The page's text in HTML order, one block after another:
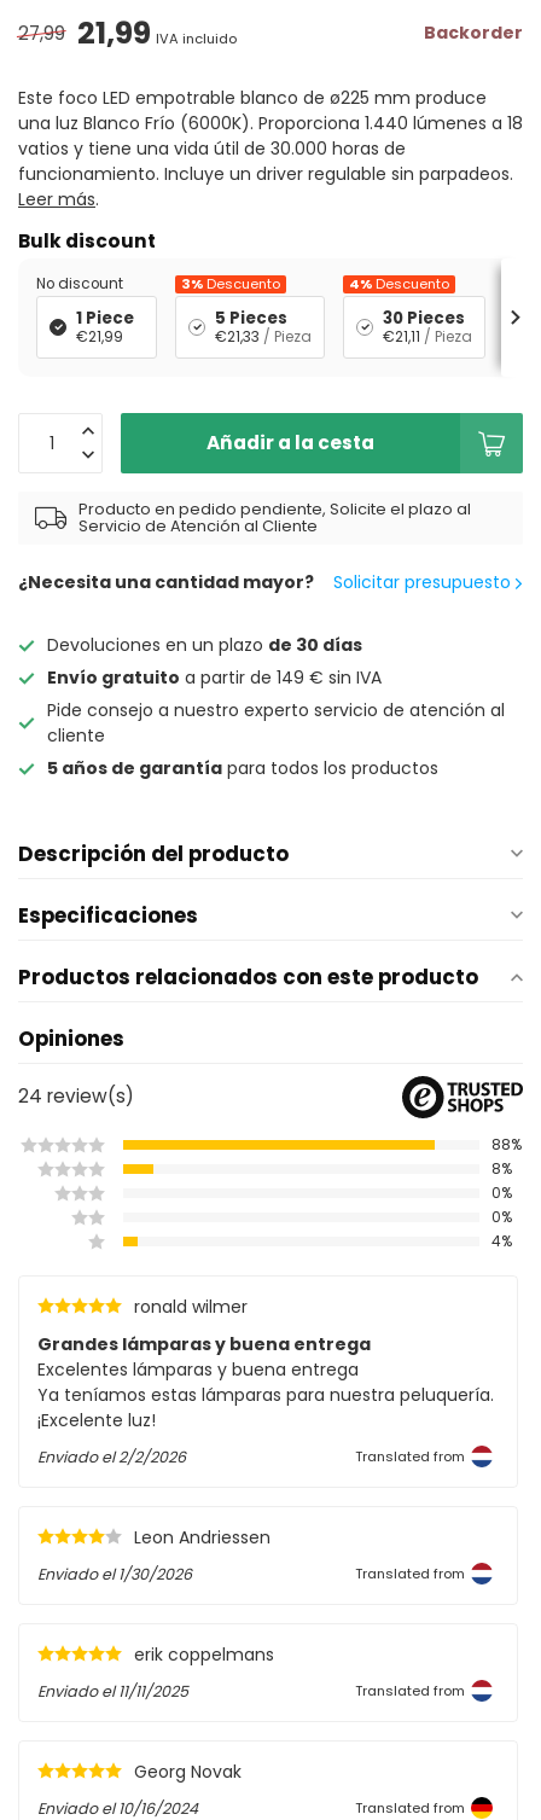
27,99 21,99 IVA incluido Backorder
Este foco LED empotrable blanco de ø225 mm produce
una luz Blanco Frío (6000K). Proporciona 1.440 lúmenes a 18
vatios y tiene una vida útil de 30.000 horas de
funcionamiento. Incluye un driver regulable sin parpadeos.
Leer más.
Bulk discount
No discount
1 Piece
€21,99
3%Descuento
5 Pieces
€21,33 / Pieza
4%Descuento
30 Pieces
€21,11 / Pieza
Añadir a la cesta
Producto en pedido pendiente, Solicite el plazo al
Servicio de Atención al Cliente
¿Necesita una cantidad mayor? Solicitar presupuesto
Devoluciones en un plazo de 30 días
Envío gratuito a partir de 149 € sin IVA
Pide consejo a nuestro experto servicio de atención al
cliente
5 años de garantía para todos los productos
Descripción del producto
Especificaciones
Productos relacionados con este producto
Opiniones
24 review(s)
88%
8%
0%
0%
4%
ronald wilmer
Grandes lámparas y buena entrega
Excelentes lámparas y buena entrega
Ya teníamos estas lámparas para nuestra peluquería.
¡Excelente luz!
Enviado el2/2/2026 Translated from
Leon Andriessen
Enviado el1/30/2026 Translated from
erik coppelmans
Enviado el11/11/2025 Translated from
Georg Novak
Enviado el10/16/2024 Translated from